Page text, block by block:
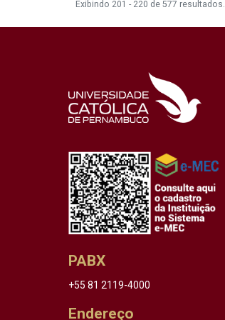
Exibindo 201 - 220 de 577 resultados.
PABX
+55 81 2119-4000
Endereço